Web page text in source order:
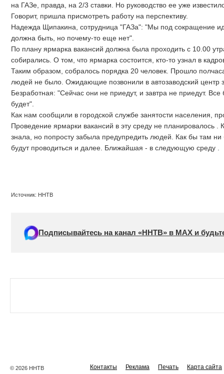
на ГАЗе, правда, на 2/3 ставки. Но руководство ее уже
Говорит, пришла присмотреть работу на перспективу.
Надежда Щипакина, сотрудница "ГАЗа": "Мы под сокращение
должна быть, но почему-то еще нет".
По плану ярмарка вакансий должна была проходить с 10.00
собирались. О том, что ярмарка состоится, кто-то узнал в
Таким образом, собралось порядка 20 человек. Прошло
людей не было. Ожидающие позвонили в автозаводский центр
Безработная: "Сейчас они не приедут, и завтра не приедут.
будет".
Как нам сообщили в городской службе занятости населения,
Проведение ярмарки вакансий в эту среду не планировалось .
знала, но попросту забыла предупредить людей. Как бы там
будут проводиться и далее. Ближайшая - в следующую среду .
Источник: ННТВ
Подписывайтесь на канал «ННТВ» в МАХ и
© 2026 ННТВ Контакты Реклама Печать Карта сайта